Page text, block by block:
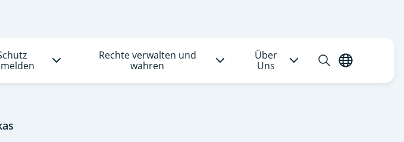
Rechte verwalten und
wahren
Über
Uns
SucheDeutsch